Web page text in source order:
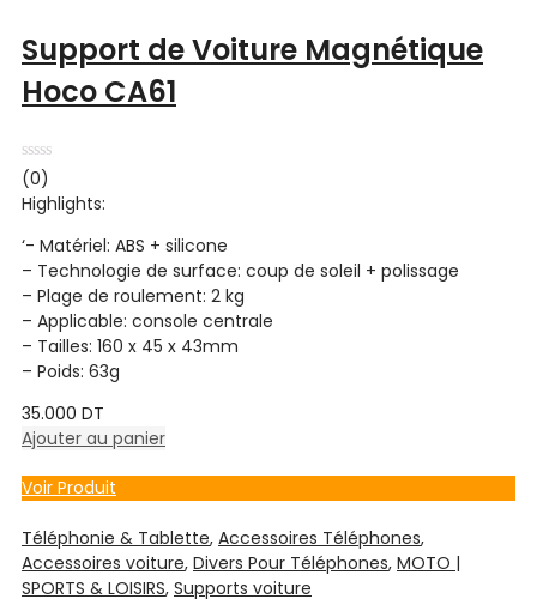
Support de Voiture Magnétique
Hoco CA61
Note
0
sur
(0)
Highlights:
‘- Matériel: ABS + silicone
– Technologie de surface: coup de soleil + polissage
– Plage de roulement: 2 kg
– Applicable: console centrale
– Tailles: 160 x 45 x 43mm
– Poids: 63g
35.000 DT
Ajouter au panier
Voir Produit
Téléphonie & Tablette, Accessoires Téléphones,
Accessoires voiture, Divers Pour Téléphones, MOTO |
SPORTS & LOISIRS, Supports voiture